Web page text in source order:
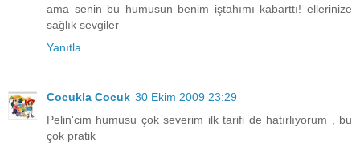
ama senin bu humusun benim iştahımı kabarttı! ellerinize
sağlık sevgiler
Yanıtla
Cocukla Cocuk 30 Ekim 2009 23:29
Pelin'cim humusu çok severim ilk tarifi de hatırlıyorum , bu
çok pratik